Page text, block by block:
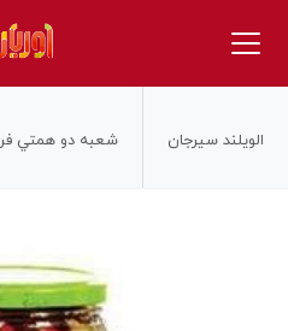
الويلند سيرجان
شعبه دو همتي فر